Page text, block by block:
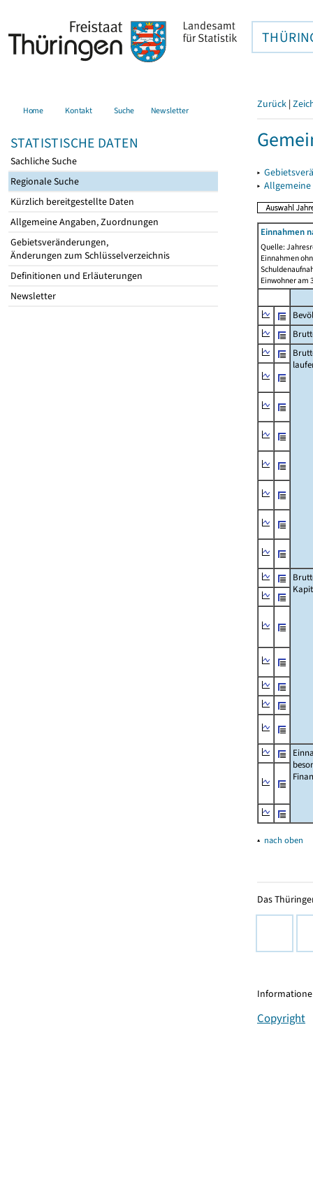
Home Kontakt Suche Newsletter
STATISTISCHE DATEN
Sachliche Suche
Regionale Suche
Kürzlich bereitgestellte Daten
Allgemeine Angaben, Zuordnungen
Gebietsveränderungen,
Änderungen zum Schlüsselverzeichnis
Definitionen und Erläuterungen
Newsletter
Zurück |
▸
▸
Einnahmen
Quelle:
Einnahmen
Einwohner am
▴ nach oben
Das
Copyright